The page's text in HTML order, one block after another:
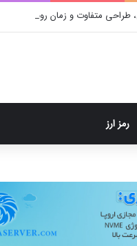
متفاوت و زمان رونمایی
رمز ارز